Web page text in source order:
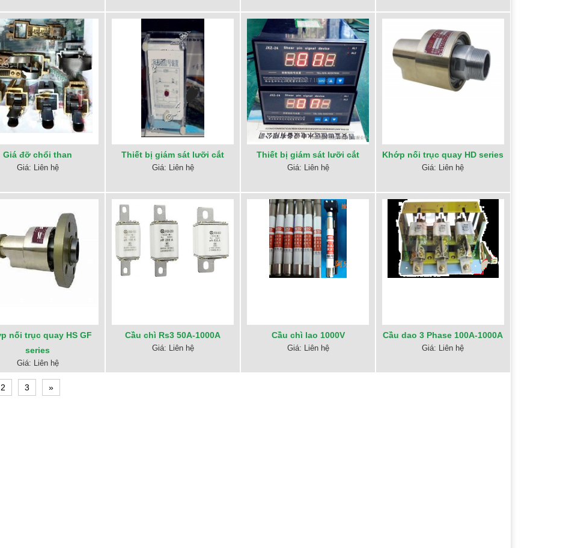
Giá đỡ chổi than
Giá: Liên hệ
Thiết bị giám sát lưỡi cắt
Giá: Liên hệ
Thiết bị giám sát lưỡi cắt
Giá: Liên hệ
Khớp nối trục quay HD series
Giá: Liên hệ
nối trục quay HS GF
series
Giá: Liên hệ
Cầu chì Rs3 50A-1000A
Giá: Liên hệ
Cầu chì lao 1000V
Giá: Liên hệ
Cầu dao 3 Phase 100A-1000A
Giá: Liên hệ
2 3 »